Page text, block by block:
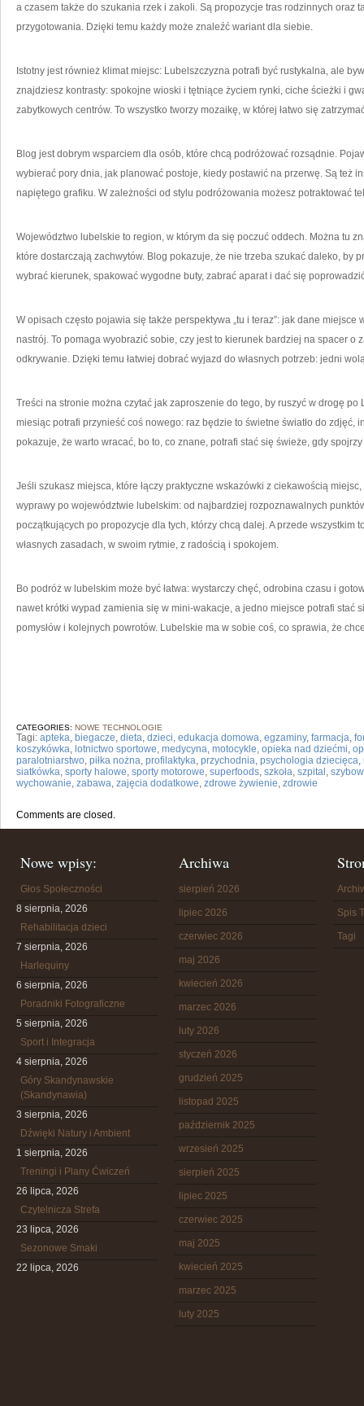
a czasem także do szukania rzek i zakoli. Są propozycje tras rodzinnych oraz
przygotowania. Dzięki temu każdy może znaleźć wariant dla siebie.
Istotny jest również klimat miejsc: Lubelszczyzna potrafi być rustykalna, ale
znajdziesz kontrasty: spokojne wioski i tętniące życiem rynki, ciche ścieżki i
zabytkowych centrów. To wszystko tworzy mozaikę, w której łatwo się
Blog jest dobrym wsparciem dla osób, które chcą podróżować rozsądnie.
wybierać pory dnia, jak planować postoje, kiedy postawić na przerwę. Są też
napiętego grafiku. W zależności od stylu podróżowania możesz potraktować
Województwo lubelskie to region, w którym da się poczuć oddech. Można tu
które dostarczają zachwytów. Blog pokazuje, że nie trzeba szukać daleko, by
wybrać kierunek, spakować wygodne buty, zabrać aparat i dać się
W opisach często pojawia się także perspektywa „tu i teraz”: jak dane
nastrój. To pomaga wyobrazić sobie, czy jest to kierunek bardziej na spacer o
odkrywanie. Dzięki temu łatwiej dobrać wyjazd do własnych potrzeb: jedni
Treści na stronie można czytać jak zaproszenie do tego, by ruszyć w drogę po
miesiąc potrafi przynieść coś nowego: raz będzie to świetne światło do zdjęć,
pokazuje, że warto wracać, bo to, co znane, potrafi stać się świeże, gdy
Jeśli szukasz miejsca, które łączy praktyczne wskazówki z ciekawością
wyprawy po województwie lubelskim: od najbardziej rozpoznawalnych
początkujących po propozycje dla tych, którzy chcą dalej. A przede wszystkim
własnych zasadach, w swoim rytmie, z radością i spokojem.
Bo podróż w lubelskim może być łatwa: wystarczy chęć, odrobina czasu i
nawet krótki wypad zamienia się w mini-wakacje, a jedno miejsce potrafi stać
pomysłów i kolejnych powrotów. Lubelskie ma w sobie coś, co sprawia, że
CATEGORIES: NOWE TECHNOLOGIE
Tagi: apteka, biegacze, dieta, dzieci, edukacja domowa, egzaminy, farmacja,
koszykówka, lotnictwo sportowe, medycyna, motocykle, opieka nad dziećmi,
paralotniarstwo, piłka nożna, profilaktyka, przychodnia, psychologia dziecięca,
siatkówka, sporty halowe, sporty motorowe, superfoods, szkoła, szpital ,
wychowanie, zabawa, zajęcia dodatkowe, zdrowe żywienie, zdrowie
Comments are closed.
Nowe wpisy:
Głos Społeczności
8 sierpnia, 2026
Rehabilitacja dzieci
7 sierpnia, 2026
Harlequiny
6 sierpnia, 2026
Poradniki Fotograficzne
5 sierpnia, 2026
Sport i Integracja
4 sierpnia, 2026
Góry Skandynawskie
(Skandynawia)
3 sierpnia, 2026
Dźwięki Natury i Ambient
1 sierpnia, 2026
Treningi i Plany Ćwiczeń
26 lipca, 2026
Czytelnicza Strefa
23 lipca, 2026
Sezonowe Smaki
22 lipca, 2026
Archiwa
sierpień 2026
lipiec 2026
czerwiec 2026
maj 2026
kwiecień 2026
marzec 2026
luty 2026
styczeń 2026
grudzień 2025
listopad 2025
październik 2025
wrzesień 2025
sierpień 2025
lipiec 2025
czerwiec 2025
maj 2025
kwiecień 2025
marzec 2025
luty 2025
Spis
Tagi